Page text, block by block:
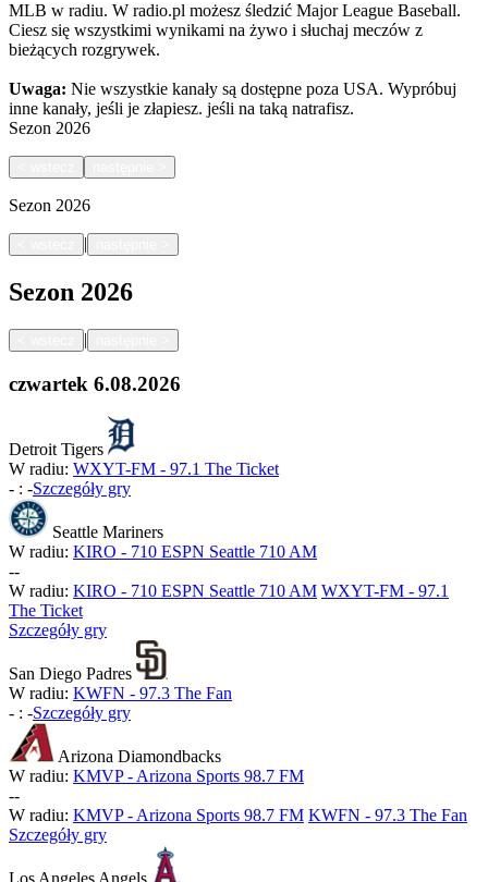
MLB w radiu. W radio.pl możesz śledzić Major League Baseball.
Ciesz się wszystkimi wynikami na żywo i słuchaj meczów z
bieżących rozgrywek.
Uwaga: Nie wszystkie kanały są dostępne poza USA. Wypróbuj
inne kanały, jeśli je złapiesz. jeśli na taką natrafisz.
Sezon 2026
Sezon 2026
|
Sezon 2026
|
czwartek 6.08.2026
Detroit Tigers
W radiu: WXYT-FM - 97.1 The Ticket
- : -Szczegóły gry
Seattle Mariners
W radiu: KIRO - 710 ESPN Seattle 710 AM
--
W radiu: KIRO - 710 ESPN Seattle 710 AM WXYT-FM - 97.1
The Ticket
Szczegóły gry
San Diego Padres
W radiu: KWFN - 97.3 The Fan
- : -Szczegóły gry
Arizona Diamondbacks
W radiu: KMVP - Arizona Sports 98.7 FM
--
W radiu: KMVP - Arizona Sports 98.7 FM KWFN - 97.3 The Fan
Szczegóły gry